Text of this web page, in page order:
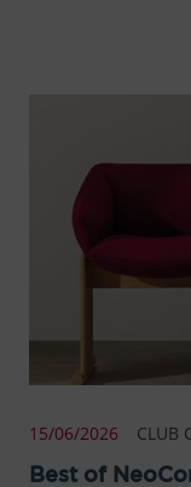
15/06/2026 CLUB
Best of